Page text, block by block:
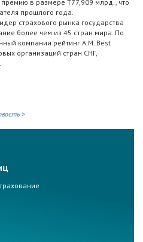
в размере Т77,909 млрд., что
прошлого года.
страхового рынка государства
более чем из 45 стран мира. По
компании рейтинг A.M. Best
организаций стран СНГ,
>